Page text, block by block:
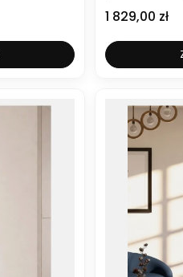
Cena
1 829,00 zł